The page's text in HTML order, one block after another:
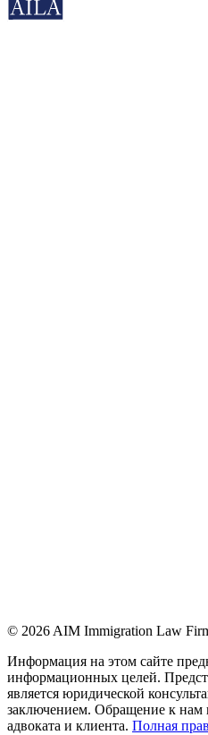
© 2026 AIM Immigration Law
Информация на этом сайте
информационных целей.
является юридической
заключением. Обращение к нам
адвоката и клиента. Полная